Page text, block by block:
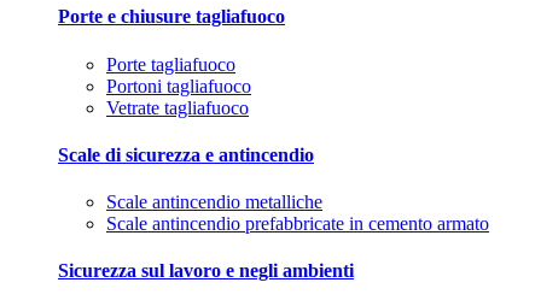
Porte e chiusure tagliafuoco
Porte tagliafuoco
Portoni tagliafuoco
Vetrate tagliafuoco
Scale di sicurezza e antincendio
Scale antincendio metalliche
Scale antincendio prefabbricate in cemento armato
Sicurezza sul lavoro e negli ambienti